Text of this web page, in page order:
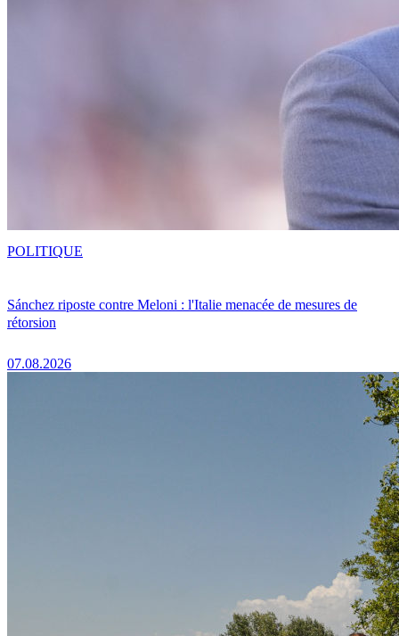
Sánchez riposte contre Meloni : l'Italie menacée de mesures de
rétorsion
07.08.2026
POLITIQUE